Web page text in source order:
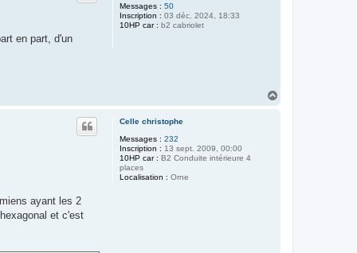
Messages : 50
Inscription : 03 déc. 2024, 18:33
10HP car : b2 cabriolet
en part, d'un
Celle christophe
Messages : 232
Inscription : 13 sept. 2009, 00:00
10HP car : B2 Conduite intérieure 4
places
Localisation : Orne
ayant les 2
et c'est